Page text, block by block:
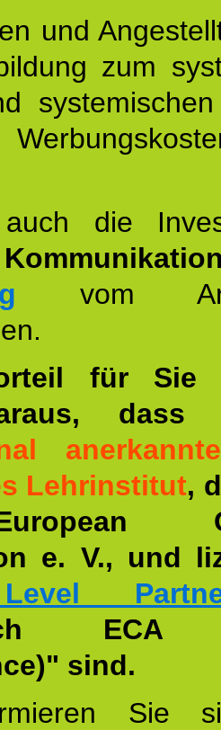
und
zum
die
vom
für Sie
Lehrinstitut,
e. V., und
ECA
sind.
Sie